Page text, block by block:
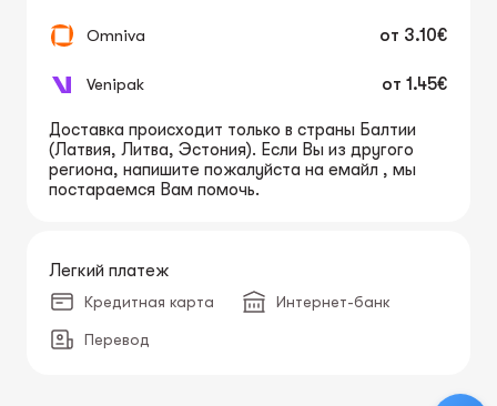
Omniva от 3.10€
Venipak от 1.45€
Доставка происходит только в страны Балтии
(Латвия, Литва, Эстония). Если Вы из другого
региона, напишите пожалуйста на емайл , мы
постараемся Вам помочь.
Легкий платеж
Кредитная карта Интернет-банк
Перевод